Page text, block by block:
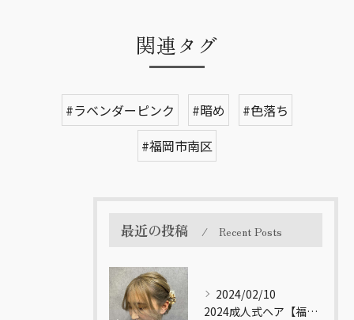
関連タグ
#ラベンダーピンク #暗め
#色落ち
#福岡市南区
最近の投稿 Recent Posts
2024/02/10
2024成人式ヘア【福岡市南区大橋の美容室LICOL】